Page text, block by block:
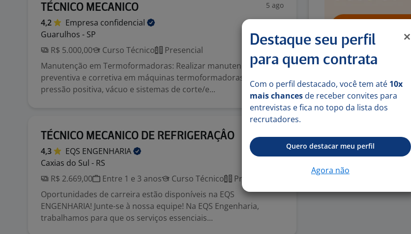
TÉCNICO MECANICO 5 ago
4,2 Empresa confidencial
Guarulhos - SP
R$ 5.000,00
Curso Técnico
Presencial
Manutenção em Termoformadoras: Realizar manutenção
preventiva e corretiva em máquinas termoformadoras de
pressão positiva, vácuo e sistemas de corte/e...
TÉCNICO MECANICO DE REFRIGERAÇÂO
4,3 EQS ENGENHARIA
Caxias do Sul - RS
R$ 2.669,00
Entre 1 e 3 anos Curso Técnico
Presencial
Oportunidades de carreira estão disponíveis na EQS
ENGENHARIA! Junte-se à nossa equipe! Na EQS Engenharia,
trabalhamos para que os serviços essenciais...
Exigências
Escolaridade
Valorizado
Habilitação para
Denunciar vaga
Destaque seu perfil
para quem contrata
Com o perfil destacado, você tem até 10x
mais chances de receber convites para
entrevistas e fica no topo da lista dos
recrutadores.
Quero destacar meu perfil
Agora não